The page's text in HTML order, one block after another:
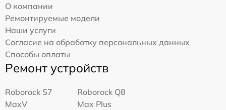
О компании
Ремонтируемые модели
Наши услуги
Согласие на обработку персональных данных
Способы оплаты
Ремонт устройств
Roborock S7
MaxV
Roborock Q8
Max Plus